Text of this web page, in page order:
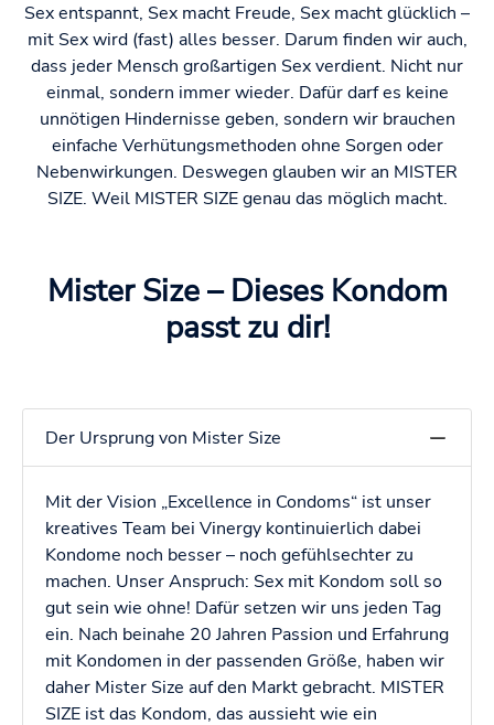
Sex entspannt, Sex macht Freude, Sex macht glücklich –
mit Sex wird (fast) alles besser. Darum finden wir auch,
dass jeder Mensch großartigen Sex verdient. Nicht nur
einmal, sondern immer wieder. Dafür darf es keine
unnötigen Hindernisse geben, sondern wir brauchen
einfache Verhütungsmethoden ohne Sorgen oder
Nebenwirkungen. Deswegen glauben wir an MISTER
SIZE. Weil MISTER SIZE genau das möglich macht.
Mister Size – Dieses Kondom
passt zu dir!
Der Ursprung von Mister Size
Mit der Vision „Excellence in Condoms“ ist unser
kreatives Team bei Vinergy kontinuierlich dabei
Kondome noch besser – noch gefühlsechter zu
machen. Unser Anspruch: Sex mit Kondom soll so
gut sein wie ohne! Dafür setzen wir uns jeden Tag
ein. Nach beinahe 20 Jahren Passion und Erfahrung
mit Kondomen in der passenden Größe, haben wir
daher Mister Size auf den Markt gebracht. MISTER
SIZE ist das Kondom, das aussieht wie ein